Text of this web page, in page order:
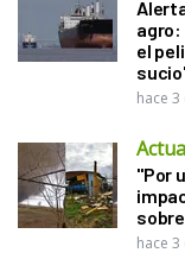
agro:
el
hace
"Por
hace